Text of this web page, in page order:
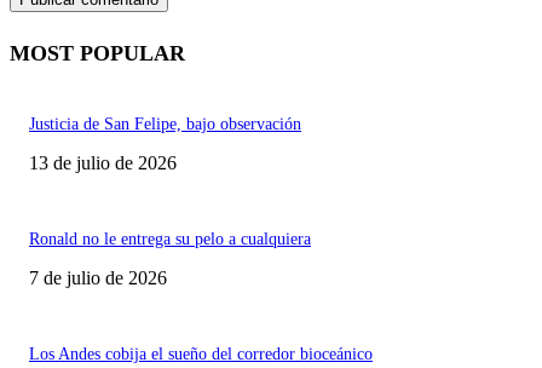
MOST POPULAR
Justicia de San Felipe, bajo observación
13 de julio de 2026
Ronald no le entrega su pelo a cualquiera
7 de julio de 2026
Los Andes cobija el sueño del corredor bioceánico